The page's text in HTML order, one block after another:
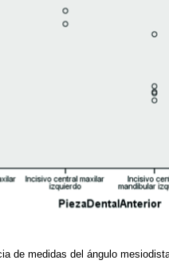
de medidas del ángulo